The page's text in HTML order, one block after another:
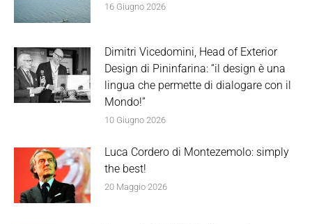
16 Giugno 2026
Dimitri Vicedomini, Head of Exterior
Design di Pininfarina: “il design è una
lingua che permette di dialogare con il
Mondo!”
10 Giugno 2026
Luca Cordero di Montezemolo: simply
the best!
20 Maggio 2026